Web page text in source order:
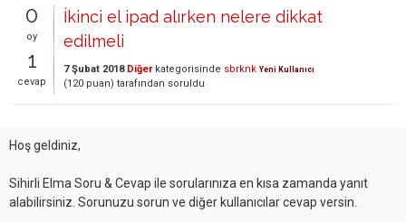
0
oy
1
cevap
İkinci el ipad alırken nelere dikkat
edilmeli
7 Şubat 2018 Diğerkategorisinde sbrknk Yeni Kullanıcı
(120 puan) tarafından soruldu
Hoş geldiniz,
Sihirli Elma Soru & Cevap ile sorularınıza en kısa zamanda yanıt
alabilirsiniz. Sorunuzu sorun ve diğer kullanıcılar cevap versin.